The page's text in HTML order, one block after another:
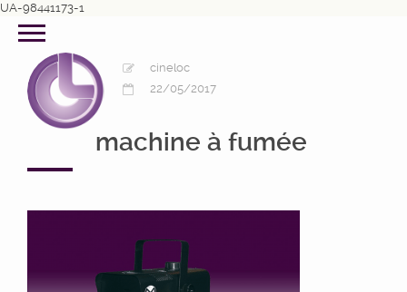
UA-98441173-1
cineloc
22/05/2017
machine à fumée